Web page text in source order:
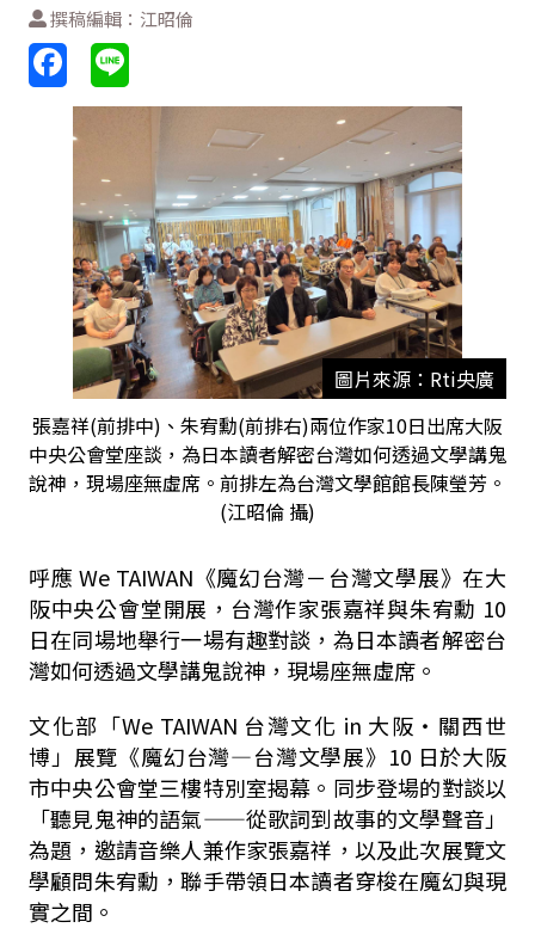
撰稿編輯：江昭倫
圖片來源：Rti央廣
張嘉祥(前排中)、朱宥勳(前排右)兩位作家10日出席大阪
中央公會堂座談，為日本讀者解密台灣如何透過文學講鬼
說神，現場座無虛席。前排左為台灣文學館館長陳瑩芳。
(江昭倫 攝)
呼應 We TAIWAN《魔幻台灣－台灣文學展》在大
阪中央公會堂開展，台灣作家張嘉祥與朱宥勳 10
日在同場地舉行一場有趣對談，為日本讀者解密台
灣如何透過文學講鬼說神，現場座無虛席。
文化部「We TAIWAN 台灣文化 in 大阪・關西世
博」展覽《魔幻台灣—台灣文學展》10 日於大阪
市中央公會堂三樓特別室揭幕。同步登場的對談以
「聽見鬼神的語氣——從歌詞到故事的文學聲音」
為題，邀請音樂人兼作家張嘉祥，以及此次展覽文
學顧問朱宥勳，聯手帶領日本讀者穿梭在魔幻與現
實之間。